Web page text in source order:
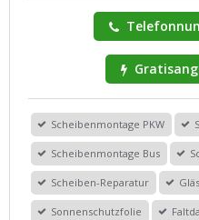
Scheibenmontage PKW
Scheibenmontage Bus
Scheiben-Reparatur
Sonnenschutzfolie